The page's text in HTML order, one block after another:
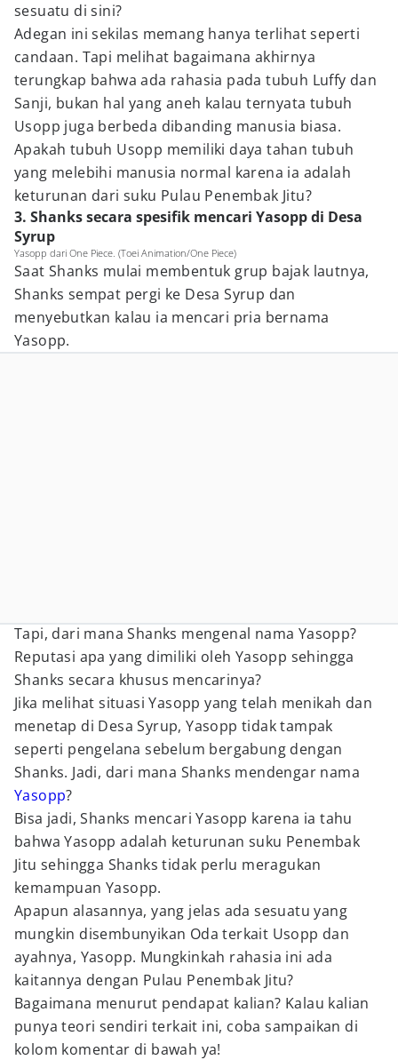
sesuatu di sini?
Adegan ini sekilas memang hanya terlihat seperti
candaan. Tapi melihat bagaimana akhirnya
terungkap bahwa ada rahasia pada tubuh Luffy dan
Sanji, bukan hal yang aneh kalau ternyata tubuh
Usopp juga berbeda dibanding manusia biasa.
Apakah tubuh Usopp memiliki daya tahan tubuh
yang melebihi manusia normal karena ia adalah
keturunan dari suku Pulau Penembak Jitu?
3. Shanks secara spesifik mencari Yasopp di Desa
Syrup
Yasopp dari One Piece. (Toei Animation/One Piece)
Saat Shanks mulai membentuk grup bajak lautnya,
Shanks sempat pergi ke Desa Syrup dan
menyebutkan kalau ia mencari pria bernama
Yasopp.
Tapi, dari mana Shanks mengenal nama Yasopp?
Reputasi apa yang dimiliki oleh Yasopp sehingga
Shanks secara khusus mencarinya?
Jika melihat situasi Yasopp yang telah menikah dan
menetap di Desa Syrup, Yasopp tidak tampak
seperti pengelana sebelum bergabung dengan
Shanks. Jadi, dari mana Shanks mendengar nama
Yasopp?
Bisa jadi, Shanks mencari Yasopp karena ia tahu
bahwa Yasopp adalah keturunan suku Penembak
Jitu sehingga Shanks tidak perlu meragukan
kemampuan Yasopp.
Apapun alasannya, yang jelas ada sesuatu yang
mungkin disembunyikan Oda terkait Usopp dan
ayahnya, Yasopp. Mungkinkah rahasia ini ada
kaitannya dengan Pulau Penembak Jitu?
Bagaimana menurut pendapat kalian? Kalau kalian
punya teori sendiri terkait ini, coba sampaikan di
kolom komentar di bawah ya!